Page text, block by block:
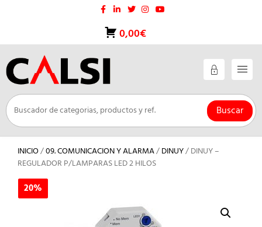
0,00€
Buscar
INICIO/09. COMUNICACION Y ALARMA/DINUY/ DINUY –
REGULADOR P/LAMPARAS LED 2 HILOS
20%
20%